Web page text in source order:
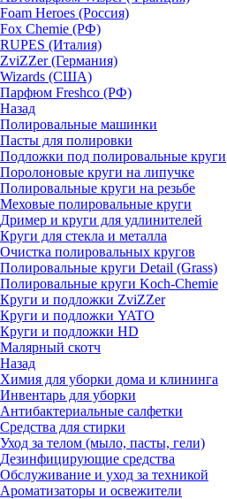
Foam Heroes (Россия)
Fox Chemie (РФ)
RUPES (Италия)
ZviZZer (Германия)
Wizards (США)
Парфюм Freshco (РФ)
Назад
Полировальные машинки
Пасты для полировки
Подложки под полировальные круги
Поролоновые круги на липучке
Полировальные круги на резьбе
Меховые полировальные круги
Дример и круги для удлинителей
Круги для стекла и металла
Очистка полировальных кругов
Полировальные круги Detail (Grass)
Полировальные круги Koch-Chemie
Круги и подложки ZviZZer
Круги и подложки YATO
Круги и подложки HD
Малярный скотч
Назад
Химия для уборки дома и клининга
Инвентарь для уборки
Антибактериальные салфетки
Средства для стирки
Уход за телом (мыло, пасты, гели)
Дезинфицирующие средства
Обслуживание и уход за техникой
Ароматизаторы и освежители